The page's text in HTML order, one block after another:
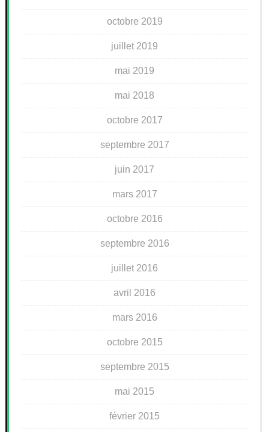
octobre 2019
juillet 2019
mai 2019
mai 2018
octobre 2017
septembre 2017
juin 2017
mars 2017
octobre 2016
septembre 2016
juillet 2016
avril 2016
mars 2016
octobre 2015
septembre 2015
mai 2015
février 2015